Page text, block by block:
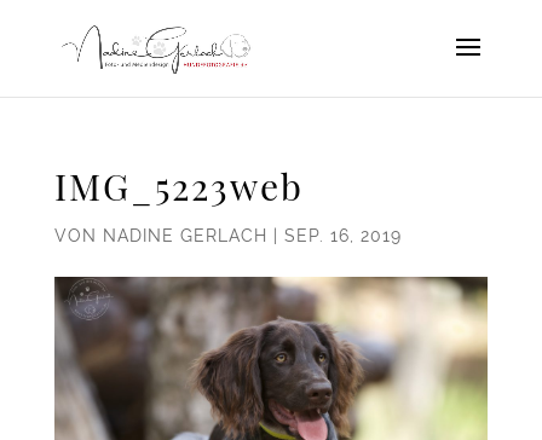
IMG_5223web
VON NADINE GERLACH SEP. 16, 2019